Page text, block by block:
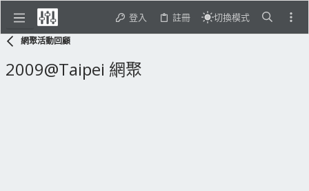
登入 註冊 切換模式
網聚活動回顧
2009@Taipei 網聚